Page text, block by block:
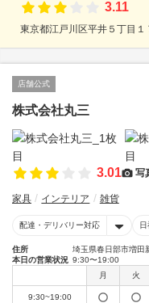
3.11
東京都江戸川区平井５丁目
店舗公式
株式会社丸三
3.01 写
家具 インテリア 雑貨
配達・デリバリー対応
住所
埼玉県春日部市増田
本日の営業状況 9:30〜19:00
月
火
9:30~19:00